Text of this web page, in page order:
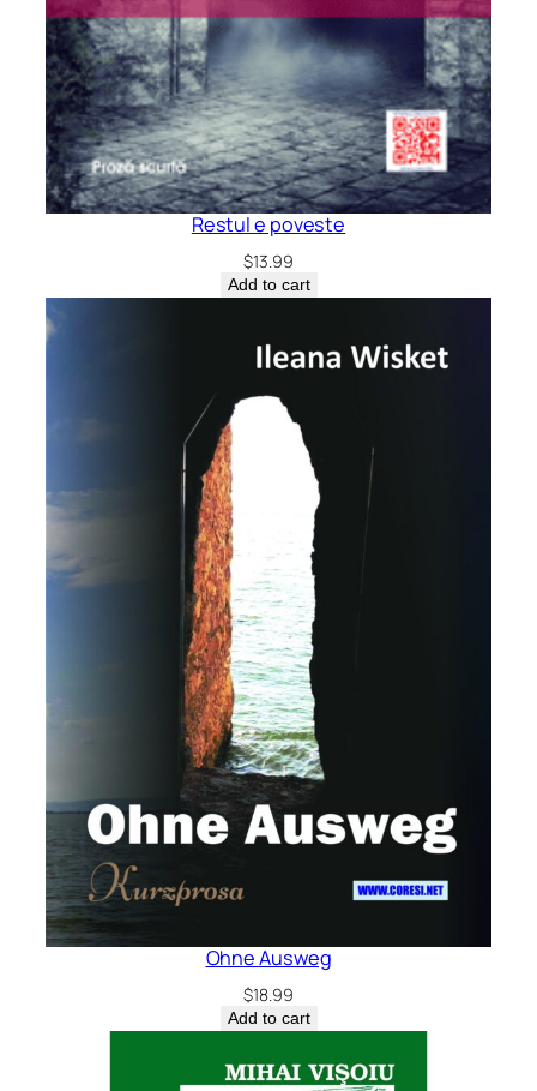
Restul e poveste
$13.99
Add to cart
Ohne Ausweg
$18.99
Add to cart